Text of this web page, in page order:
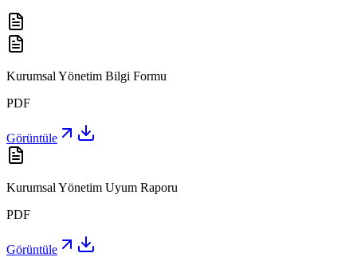
Kurumsal Yönetim Bilgi Formu
PDF
Görüntüle
Kurumsal Yönetim Uyum Raporu
PDF
Görüntüle